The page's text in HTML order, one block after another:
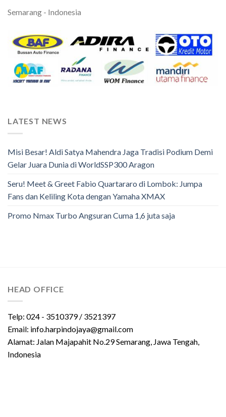
Semarang - Indonesia
LATEST NEWS
Misi Besar! Aldi Satya Mahendra Jaga Tradisi Podium Demi
Gelar Juara Dunia di WorldSSP300 Aragon
Seru! Meet & Greet Fabio Quartararo di Lombok: Jumpa
Fans dan Keliling Kota dengan Yamaha XMAX
Promo Nmax Turbo Angsuran Cuma 1,6 juta saja
HEAD OFFICE
Telp: 024 - 3510379 / 3521397
Email: info.harpindojaya@gmail.com
Alamat: Jalan Majapahit No.29 Semarang, Jawa Tengah,
Indonesia